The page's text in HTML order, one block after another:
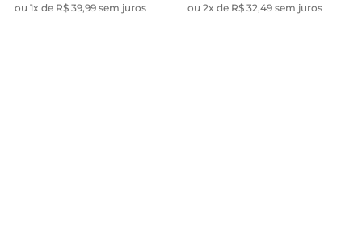
ou 1x de R$ 39,99 sem juros ou 2x de R$ 32,49 sem juros